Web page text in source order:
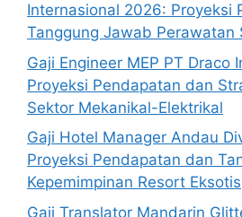
Internasional 2026: Proyeksi
Tanggung Jawab Perawatan
Gaji Engineer MEP PT Draco
Proyeksi Pendapatan dan
Sektor Mekanikal-Elektrikal
Gaji Hotel Manager Andau
Proyeksi Pendapatan dan
Kepemimpinan Resort Eksotis
Gaji Translator Mandarin